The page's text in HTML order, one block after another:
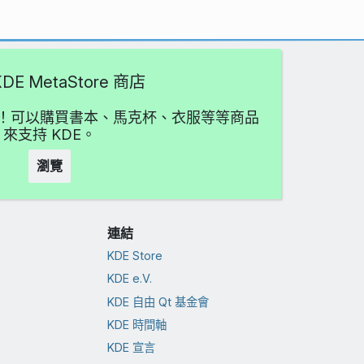
MetaStore 商店
可以購買書本、馬克杯、衣服等等商品
來支持 KDE。
瀏覽
連結
KDE Store
KDE e.V.
KDE 自由 Qt 基金會
KDE 時間軸
KDE 宣言